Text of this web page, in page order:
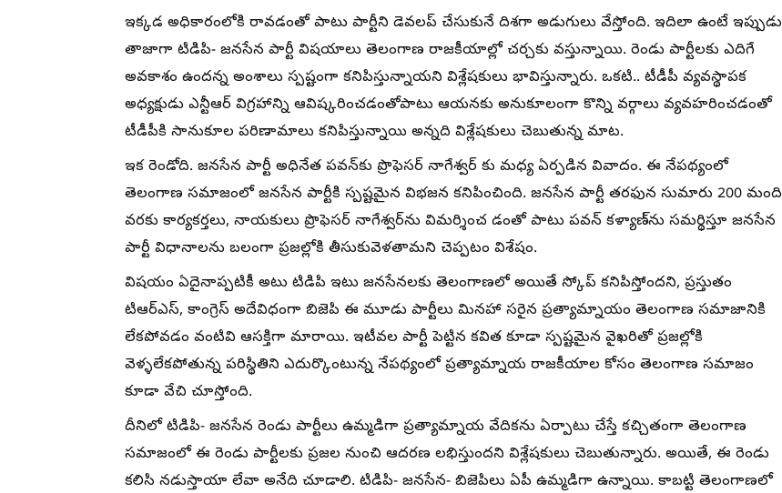
ఇక్కడ అధికారంలోకి రావడంతో పాటు పార్టీని డెవలప్ చేసుకునే దిశగా అడుగులు వేస్తోంది. ఇదిలా ఉంటే ఇప్పుడు
తాజాగా టిడిపి- జనసేన పార్టీ విషయాలు తెలంగాణ రాజకీయాల్లో చర్చకు వస్తున్నాయి. రెండు పార్టీలకు ఎదిగే
అవకాశం ఉందన్న అంశాలు స్పష్టంగా కనిపిస్తున్నాయని విశ్లేషకులు భావిస్తున్నారు. ఒకటి.. టీడీపీ వ్యవస్థాపక
అధ్యక్షుడు ఎన్టీఆర్ విగ్రహాన్ని ఆవిష్కరించడంతోపాటు ఆయనకు అనుకూలంగా కొన్ని వర్గాలు వ్యవహరించడంతో
టీడీపీకి సానుకూల పరిణామాలు కనిపిస్తున్నాయి అన్నది విశ్లేషకులు చెబుతున్న మాట.
ఇక రెండోది. జనసేన పార్టీ అధినేత పవన్‌కు ప్రొఫెసర్ నాగేశ్వర్ కు మధ్య ఏర్పడిన వివాదం. ఈ నేపథ్యంలో
తెలంగాణ సమాజంలో జనసేన పార్టీకి స్పష్టమైన విభజన కనిపించింది. జనసేన పార్టీ తరఫున సుమారు 200 మంది
వరకు కార్యకర్తలు, నాయకులు ప్రొఫెసర్ నాగేశ్వర్‌ను విమర్శించ డంతో పాటు పవన్ కళ్యాణ్‌ను సమర్థిస్తూ జనసేన
పార్టీ విధానాలను బలంగా ప్రజల్లోకి తీసుకువెళతామని చెప్పటం విశేషం.
విషయం ఏదైనాప్పటికీ అటు టిడిపి ఇటు జనసేనలకు తెలంగాణలో అయితే స్కోప్ కనిపిస్తోందని, ప్రస్తుతం
టిఆర్ఎస్, కాంగ్రెస్ అదేవిధంగా బిజెపి ఈ మూడు పార్టీలు మినహా సరైన ప్రత్యామ్నాయం తెలంగాణ సమాజానికి
లేకపోవడం వంటివి ఆసక్తిగా మారాయి. ఇటీవల పార్టీ పెట్టిన కవిత కూడా స్పష్టమైన వైఖరితో ప్రజల్లోకి
వెళ్ళలేకపోతున్న పరిస్థితిని ఎదుర్కొంటున్న నేపథ్యంలో ప్రత్యామ్నాయ రాజకీయాల కోసం తెలంగాణ సమాజం
కూడా వేచి చూస్తోంది.
దీనిలో టిడిపి- జనసేన రెండు పార్టీలు ఉమ్మడిగా ప్రత్యామ్నాయ వేదికను ఏర్పాటు చేస్తే కచ్చితంగా తెలంగాణ
సమాజంలో ఈ రెండు పార్టీలకు ప్రజల నుంచి ఆదరణ లభిస్తుందని విశ్లేషకులు చెబుతున్నారు. అయితే, ఈ రెండు
కలిసి నడుస్తాయా లేవా అనేది చూడాలి. టిడిపి- జనసేన- బిజెపిలు ఏపీ ఉమ్మడిగా ఉన్నాయి. కాబట్టి తెలంగాణలో